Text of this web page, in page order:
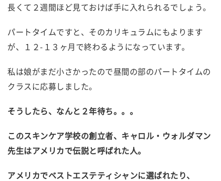
長くて２週間ほど見ておけば手に入れられるでしょう。
パートタイムですと、そのカリキュラムにもよります
が、１２-１３ヶ月で終わるようになっています。
私は娘がまだ小さかったので昼間の部のパートタイムの
クラスに応募しました。
そうしたら、なんと２年待ち。。。
このスキンケア学校の創立者、キャロル・ウォルダマン
先生はアメリカで伝説と呼ばれた人。
アメリカでベストエステティシャンに選ばれたり、